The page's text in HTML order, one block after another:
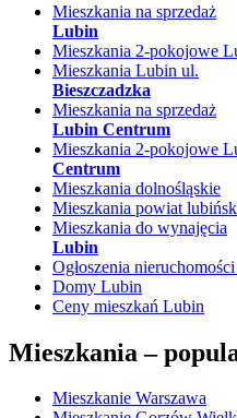
Mieszkania na sprzedaż
Lubin
Mieszkania 2-pokojowe
Mieszkania Lubin ul.
Bieszczadzka
Mieszkania na sprzedaż
Lubin Centrum
Mieszkania 2-pokojowe
Centrum
Mieszkania dolnośląskie
Mieszkania powiat
Mieszkania do wynajęcia
Lubin
Ogłoszenia
Domy Lubin
Ceny mieszkań Lubin
Mieszkania –
Mieszkanie Warszawa